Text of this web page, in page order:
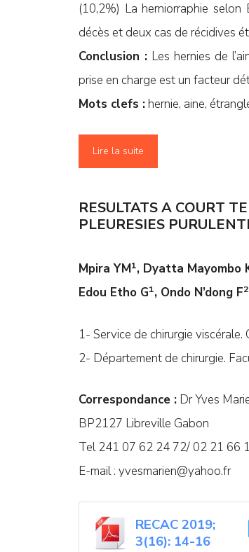
(10,2%) La herniorraphie
décès et deux cas de récidives
Conclusion :Les hernies de
prise en charge est un facteur
Mots clefs :hernie, aine,
Lire la suite
RESULTATS A COURT
PLEURESIES
Mpira YM1, Dyatta Mayombo
Edou Etho G1, Ondo N’dong F2
1- Service de chirurgie
2- Département de chirurgie.
Correspondance : Dr Yves
BP2127 Libreville Gabon
Tel 241 07 62 24 72/ 02 21 66
E-mail : yvesmarien@yahoo.fr
RECAC 2019;
3(16): 14-16